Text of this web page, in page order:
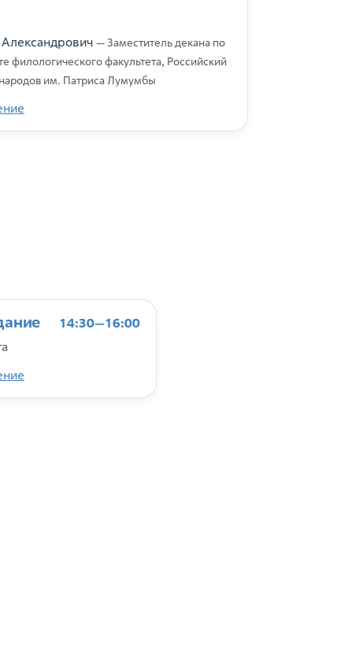
— Заместитель декана по
филологического факультета, Российский
им. Патриса Лумумбы
14:30—16:00